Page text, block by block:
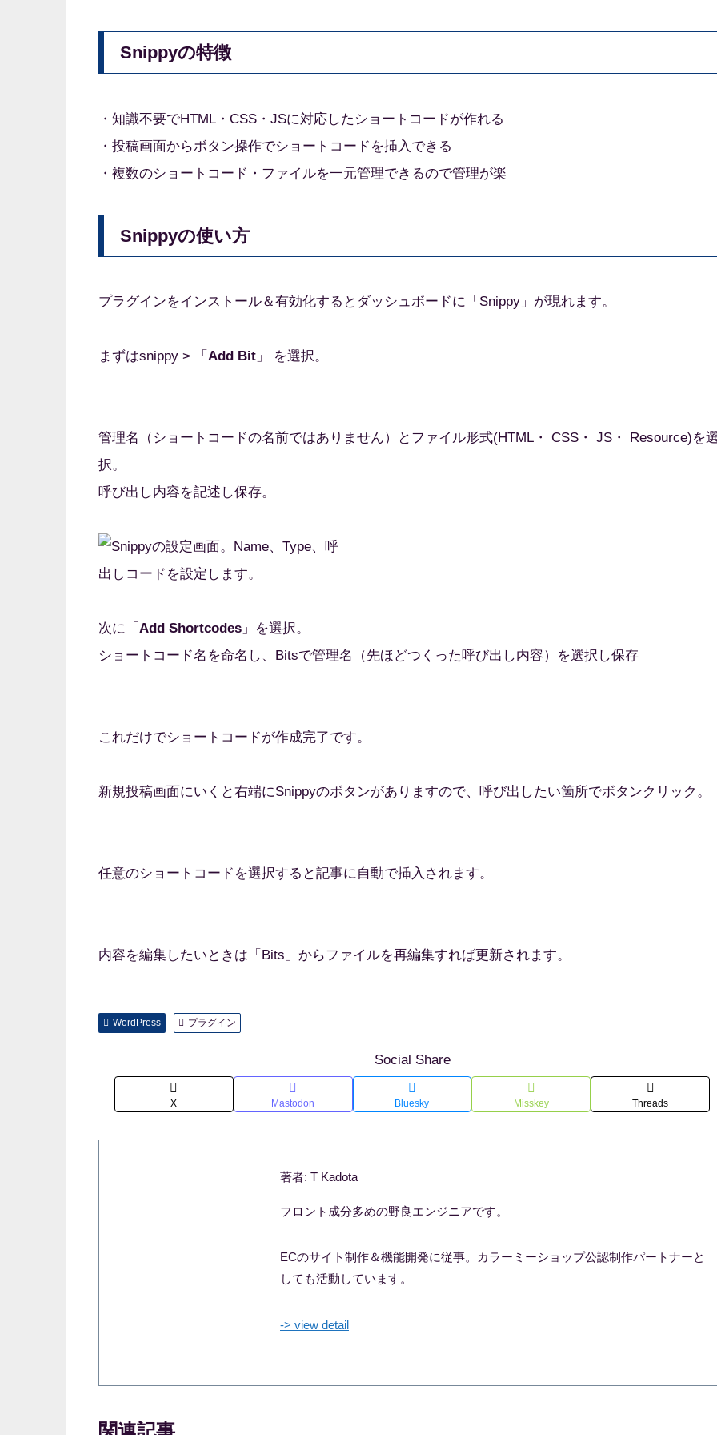
Snippyの特徴
・知識不要でHTML・CSS・JSに対応したショートコードが作れる
・投稿画面からボタン操作でショートコードを挿入できる
・複数のショートコード・ファイルを一元管理できるので管理が楽
Snippyの使い方
プラグインをインストール＆有効化するとダッシュボードに「Snippy」が現れます。
まずはsnippy > 「 Add Bit 」 を選択。
管理名（ショートコードの名前ではありません）とファイル形式(HTML・ CSS・ JS・ Resource)を
択。
呼び出し内容を記述し保存。
次に「 Add Shortcodes 」を選択。
ショートコード名を命名し、Bitsで管理名（先ほどつくった呼び出し内容）を選択し保存
これだけでショートコードが作成完了です。
新規投稿画面にいくと右端にSnippyのボタンがありますので、呼び出したい箇所でボタンクリック。
任意のショートコードを選択すると記事に自動で挿入されます。
内容を編集したいときは「Bits」からファイルを再編集すれば更新されます。
WordPress プラグイン
Social Share
X Mastodon Bluesky Misskey Threads
著者: T Kadota
フロント成分多めの野良エンジニアです。
ECのサイト制作＆機能開発に従事。カラーミーショップ公認制作パートナーと
しても活動しています。
-> view detail